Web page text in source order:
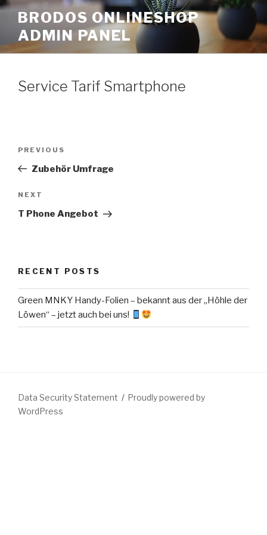
Skip
content
BRODOS ONLINESHOP
ADMIN PANEL
Service Tarif Smartphone
Previous
Post
PREVIOUS
Zubehör Umfrage
Next
Post
NEXT
T Phone Angebot
RECENT POSTS
Green MNKY Handy-Folien – bekannt aus der „Höhle der
Löwen“ – jetzt auch bei uns!
Data Security Statement
Proudly powered by
WordPress